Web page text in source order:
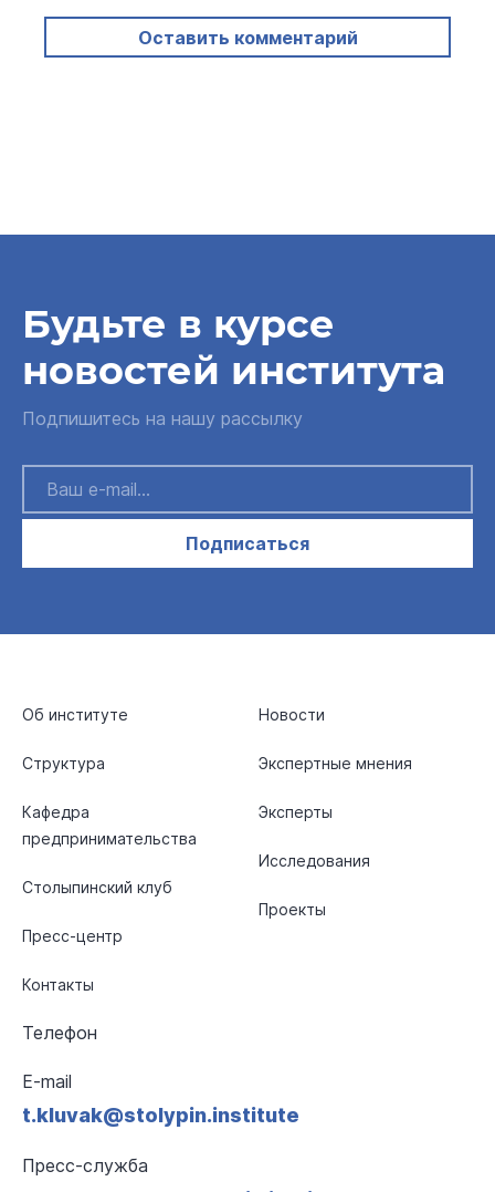
Оставить комментарий
Будьте в курсе
новостей института
Подпишитесь на нашу рассылку
Подписаться
Об институте
Структура
Кафедра
предпринимательства
Столыпинский клуб
Пресс-центр
Контакты
Новости
Экспертные мнения
Эксперты
Исследования
Проекты
Телефон
E-mail
t.kluvak@stolypin.institute
Пресс-служба